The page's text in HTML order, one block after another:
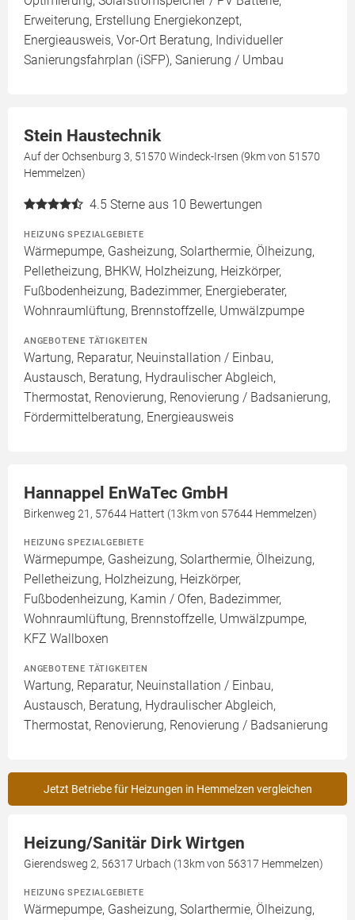
Erweiterung, Erstellung Energiekonzept,
Energieausweis, Vor-Ort Beratung, Individueller
Sanierungsfahrplan (iSFP), Sanierung / Umbau
Stein Haustechnik
Auf der Ochsenburg 3, 51570 Windeck-Irsen (9km von 51570
Hemmelzen)
4.5 Sterne aus 10 Bewertungen
HEIZUNG SPEZIALGEBIETE
Wärmepumpe, Gasheizung, Solarthermie, Ölheizung,
Pelletheizung, BHKW, Holzheizung, Heizkörper,
Fußbodenheizung, Badezimmer, Energieberater,
Wohnraumlüftung, Brennstoffzelle, Umwälzpumpe
ANGEBOTENE TÄTIGKEITEN
Wartung, Reparatur, Neuinstallation / Einbau,
Austausch, Beratung, Hydraulischer Abgleich,
Thermostat, Renovierung, Renovierung / Badsanierung,
Fördermittelberatung, Energieausweis
Hannappel EnWaTec GmbH
Birkenweg 21, 57644 Hattert (13km von 57644 Hemmelzen)
HEIZUNG SPEZIALGEBIETE
Wärmepumpe, Gasheizung, Solarthermie, Ölheizung,
Pelletheizung, Holzheizung, Heizkörper,
Fußbodenheizung, Kamin / Ofen, Badezimmer,
Wohnraumlüftung, Brennstoffzelle, Umwälzpumpe,
KFZ Wallboxen
ANGEBOTENE TÄTIGKEITEN
Wartung, Reparatur, Neuinstallation / Einbau,
Austausch, Beratung, Hydraulischer Abgleich,
Thermostat, Renovierung, Renovierung / Badsanierung
Jetzt Betriebe für Heizungen in Hemmelzen vergleichen
Heizung/Sanitär Dirk Wirtgen
Gierendsweg 2, 56317 Urbach (13km von 56317 Hemmelzen)
HEIZUNG SPEZIALGEBIETE
Wärmepumpe, Gasheizung, Solarthermie, Ölheizung,